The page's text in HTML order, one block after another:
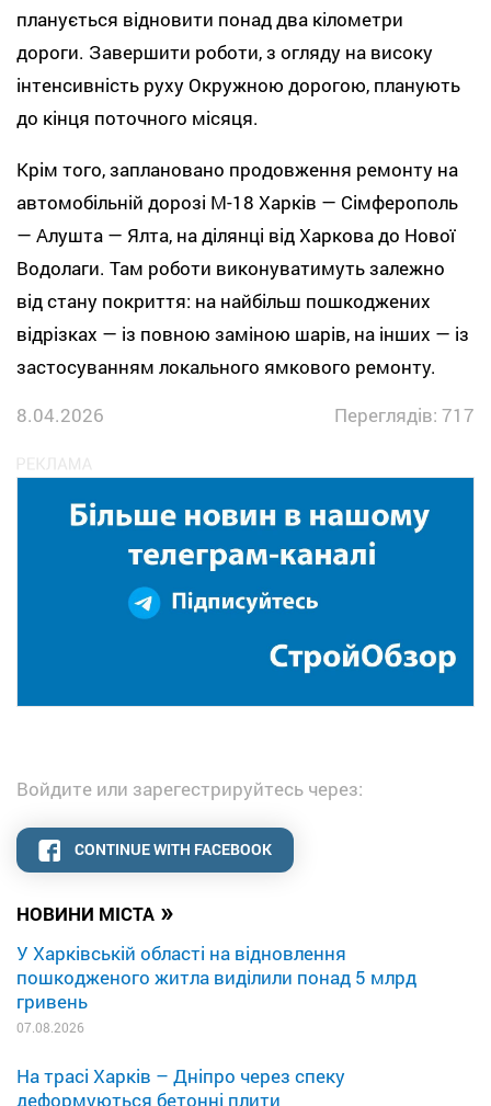
НОВИНИ МІСТА »
У Харківській області на відновлення
пошкодженого житла виділили понад 5 млрд
гривень
07.08.2026
На трасі Харків – Дніпро через спеку
деформуються бетонні плити
планується відновити понад два кілометри
дороги. Завершити роботи, з огляду на високу
інтенсивність руху Окружною дорогою, планують
до кінця поточного місяця.
Крім того, заплановано продовження ремонту на
автомобільній дорозі М-18 Харків — Сімферополь
— Алушта — Ялта, на ділянці від Харкова до Нової
Водолаги. Там роботи виконуватимуть залежно
від стану покриття: на найбільш пошкоджених
відрізках — із повною заміною шарів, на інших — із
застосуванням локального ямкового ремонту.
8.04.2026
Переглядів: 717
Войдите или зарегестрируйтесь через:
CONTINUE WITH FACEBOOK